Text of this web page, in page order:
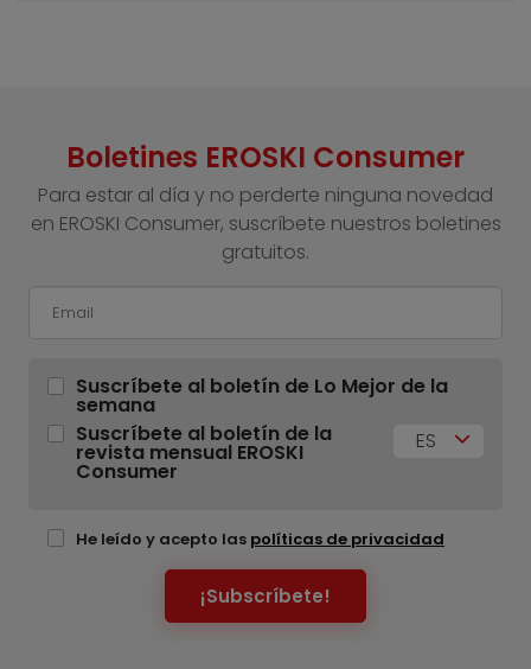
Boletines EROSKI Consumer
Para estar al día y no perderte ninguna novedad
en EROSKI Consumer, suscríbete nuestros boletines
gratuitos.
Suscríbete al boletín de Lo Mejor de la
semana
Suscríbete al boletín de la
revista mensual EROSKI
Consumer
ES
He leído y acepto las políticas de privacidad
¡Subscríbete!